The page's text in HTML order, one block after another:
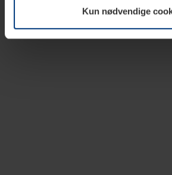
Kun nødvendige